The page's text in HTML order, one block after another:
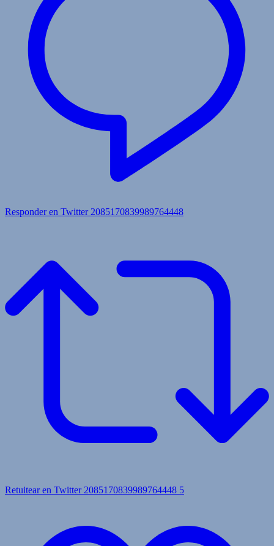
Responder en Twitter 2085170839989764448
Retuitear en Twitter 2085170839989764448 5